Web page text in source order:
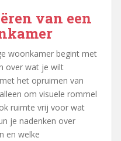
van een
woonkamer begint met
over wat je wilt
het opruimen van
om visuele rommel
ruimte vrij voor wat
je nadenken over
en welke